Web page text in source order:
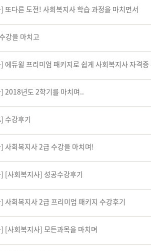
또다른 도전! 사회복지사 학습 과정을 마치면서
강을 마치고
에듀윌 프리미엄 패키지로 쉽게 사회복지사 자격증
2018년도 2학기를 마치며..
수강후기
사회복지사 2급 수강을 마치며!
[사회복지사] 성공수강후기
사회복지사 2급 프리미엄 패키지 수강후기
[사회복지사] 모든과목을 마치며